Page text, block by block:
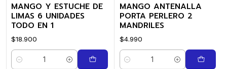
MANGO Y ESTUCHE DE
LIMAS 6 UNIDADES
TODO EN 1
$18.900
Quantidade
MANGO ANTENALLA
PORTA PERLERO 2
MANDRILES
$4.990
Quantidade